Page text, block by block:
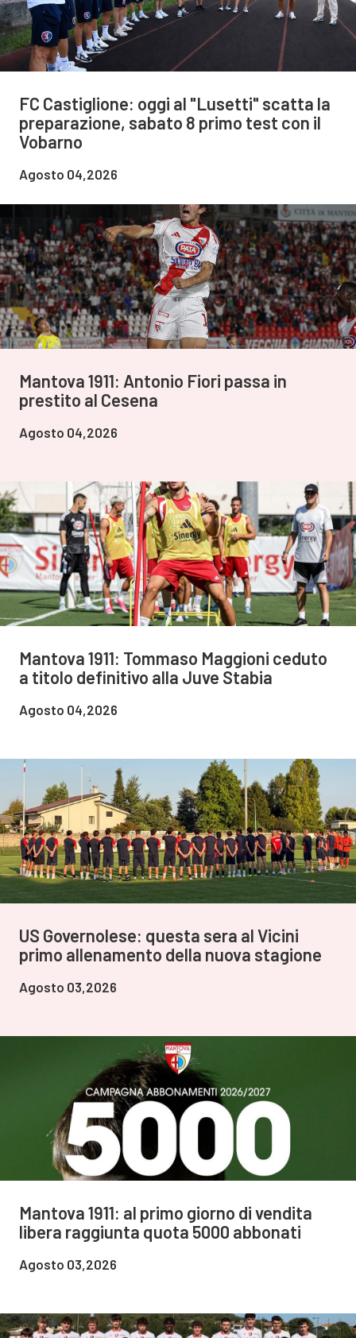
FC Castiglione: oggi al "Lusetti" scatta la
preparazione, sabato 8 primo test con il
Vobarno
Agosto 04,2026
Mantova 1911: Antonio Fiori passa in
prestito al Cesena
Agosto 04,2026
Mantova 1911: Tommaso Maggioni ceduto
a titolo definitivo alla Juve Stabia
Agosto 04,2026
US Governolese: questa sera al Vicini
primo allenamento della nuova stagione
Agosto 03,2026
Mantova 1911: al primo giorno di vendita
libera raggiunta quota 5000 abbonati
Agosto 03,2026